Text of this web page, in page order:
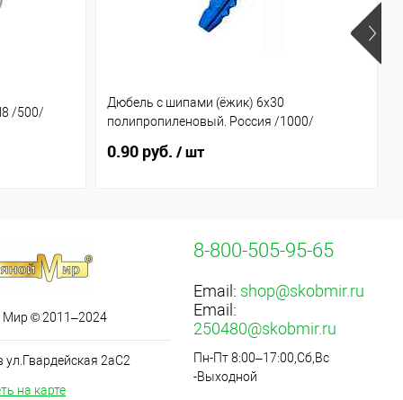
/500/
Дюбель с шипами (ёжик) 6х30
полипропиленовый. Россия /1000/
0.90 руб. / шт
Мир © 2011–2024
ул.Гвардейская 2аС2
на карте
8-800-505-95-65
Email: shop@skobmir.ru
Email:
250480@skobmir.ru
Пн-Пт 8:00–17:00,Сб,Вс
-Выходной